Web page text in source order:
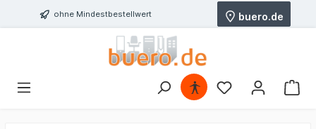
ohne Mindestbestellwert buero.de